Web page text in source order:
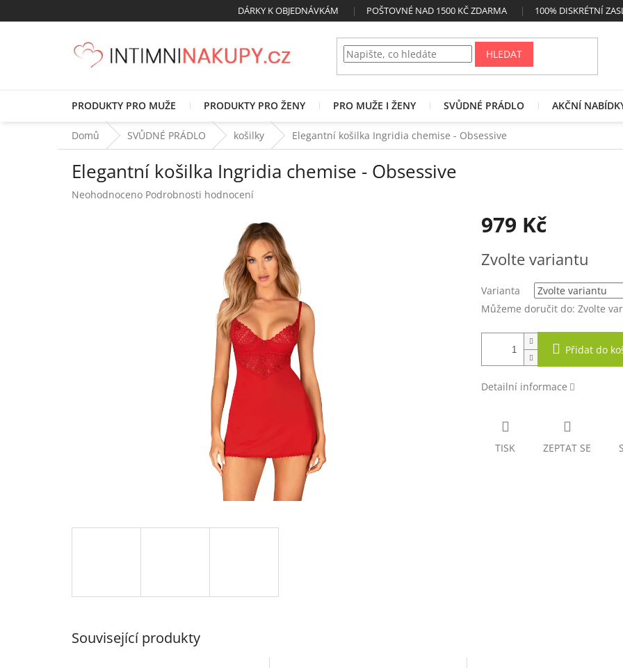
na
DÁRKY K OBJEDNÁVKÁM POŠTOVNÉ NAD 1500 KČ ZDARMA 100% DISKRÉTNÍ
HLEDAT
PRODUKTY PRO MUŽE PRODUKTY PRO ŽENY PRO MUŽE I ŽENY SVŮDNÉ PRÁDLO AKČNÍ
Domů SVŮDNÉ PRÁDLO košilky Elegantní košilka Ingridia chemise - Obsessive
Elegantní košilka Ingridia chemise - Obsessive
Průměrné
Neohodnoceno Podrobnosti hodnocení
979 Kč
cena:
Zvolte variantu
Varianta
Můžeme doručit do: Zvolte
Přidat do
Detailní informace
TISK ZEPTAT SE
Související produkty